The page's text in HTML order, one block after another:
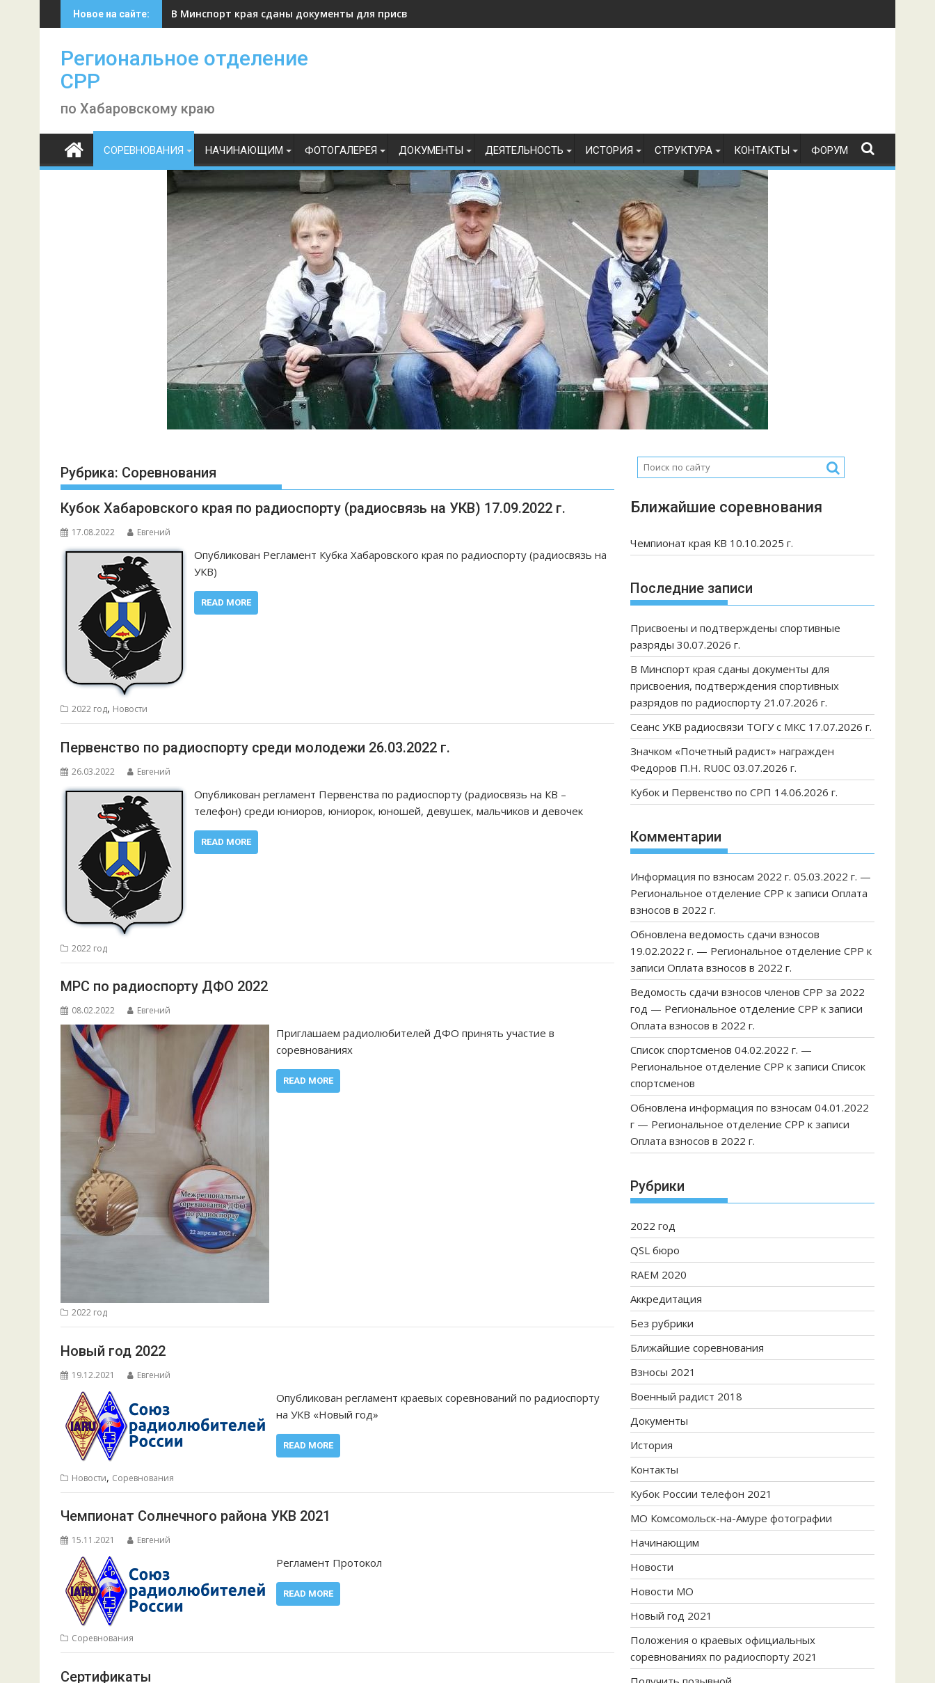
to
Новое на сайте: В Минспорт края сданы документы для присвоения, подтверждения спортивных разрядов по радиоспорту 21.07.2026 г.
Региональное отделение
СРР
по Хабаровскому краю
СОРЕВНОВАНИЯ НАЧИНАЮЩИМ ФОТОГАЛЕРЕЯ ДОКУМЕНТЫ ДЕЯТЕЛЬНОСТЬ ИСТОРИЯ СТРУКТУРА КОНТАКТЫ ФОРУМ
Рубрика: Соревнования
Кубок Хабаровского края по радиоспорту (радиосвязь на УКВ) 17.09.2022 г.
17.08.2022 Евгений
Опубликован Регламент Кубка Хабаровского края по радиоспорту (радиосвязь на
УКВ)
READ MORE
2022 год, Новости
Первенство по радиоспорту среди молодежи 26.03.2022 г.
26.03.2022 Евгений
Опубликован регламент Первенства по радиоспорту (радиосвязь на КВ –
телефон) среди юниоров, юниорок, юношей, девушек, мальчиков и девочек
READ MORE
2022 год
МРС по радиоспорту ДФО 2022
08.02.2022 Евгений
Приглашаем радиолюбителей ДФО принять участие в
соревнованиях
READ MORE
2022 год
Новый год 2022
19.12.2021 Евгений
Опубликован регламент краевых соревнований по радиоспорту
на УКВ «Новый год»
READ MORE
Новости, Соревнования
Чемпионат Солнечного района УКВ 2021
15.11.2021 Евгений
Регламент Протокол
READ MORE
Соревнования
Сертификаты
Ближайшие соревнования
Чемпионат края КВ 10.10.2025 г.
Последние записи
Присвоены и подтверждены спортивные
разряды 30.07.2026 г.
В Минспорт края сданы документы для
присвоения, подтверждения спортивных
разрядов по радиоспорту 21.07.2026 г.
Сеанс УКВ радиосвязи ТОГУ с МКС 17.07.2026 г.
Значком «Почетный радист» награжден
Федоров П.Н. RU0C 03.07.2026 г.
Кубок и Первенство по СРП 14.06.2026 г.
Комментарии
Информация по взносам 2022 г. 05.03.2022 г. —
Региональное отделение СРР к записи Оплата
взносов в 2022 г.
Обновлена ведомость сдачи взносов
19.02.2022 г. — Региональное отделение СРР к
записи Оплата взносов в 2022 г.
Ведомость сдачи взносов членов СРР за 2022
год — Региональное отделение СРР к записи
Оплата взносов в 2022 г.
Список спортсменов 04.02.2022 г. —
Региональное отделение СРР к записи Список
спортсменов
Обновлена информация по взносам 04.01.2022
г — Региональное отделение СРР к записи
Оплата взносов в 2022 г.
Рубрики
2022 год
QSL бюро
RAEM 2020
Аккредитация
Без рубрики
Ближайшие соревнования
Взносы 2021
Военный радист 2018
Документы
История
Контакты
Кубок России телефон 2021
МО Комсомольск-на-Амуре фотографии
Начинающим
Новости
Новости МО
Новый год 2021
Положения о краевых официальных
соревнованиях по радиоспорту 2021